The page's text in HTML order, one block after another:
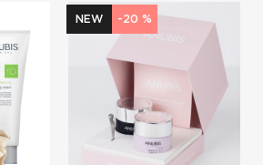
-20 %
NEW